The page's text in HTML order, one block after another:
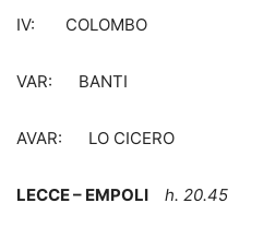
IV: COLOMBO
VAR: BANTI
AVAR: LO CICERO
LECCE – EMPOLI h. 20.45